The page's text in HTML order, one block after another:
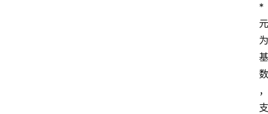
*
元
为
基
数
，
支